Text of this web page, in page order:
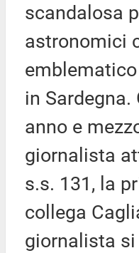
scandalosa
astronomici
in
anno e
giornalista
s.s. 131, la
collega
giornalista